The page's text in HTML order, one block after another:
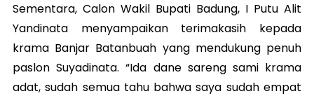
Sementara, Calon Wakil Bupati Badung, I Putu Alit
Yandinata menyampaikan terimakasih kepada
krama Banjar Batanbuah yang mendukung penuh
paslon Suyadinata. “Ida dane sareng sami krama
adat, sudah semua tahu bahwa saya sudah empat